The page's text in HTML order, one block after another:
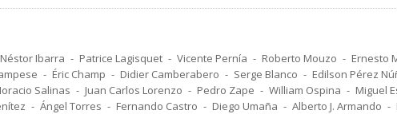
Néstor Ibarra Patrice Lagisquet Vicente Pernía Roberto Mouzo Ernesto
Éric Champ Didier Camberabero Serge Blanco Edilson Pérez
Salinas Juan Carlos Lorenzo Pedro Zape William Ospina Miguel
Ángel Torres Fernando Castro Diego Umaña Alberto J. Armando